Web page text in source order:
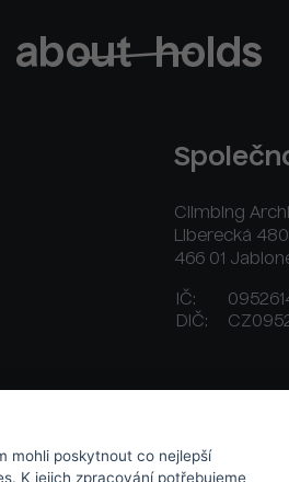
Climbing
Liberecká
466 01
IČ:
DIČ:
mohli poskytnout co nejlepší
K jejich zpracování potřebujeme